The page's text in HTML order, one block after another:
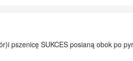
pszenicę SUKCES posianą obok po